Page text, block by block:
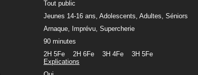
Tout public
Jeunes 14-16 ans, Adolescents, Adultes, Séniors
Arnaque, Imprévu, Supercherie
90 minutes
2H 5Fe 2H 6Fe 3H 4Fe 3H 5Fe
Explications